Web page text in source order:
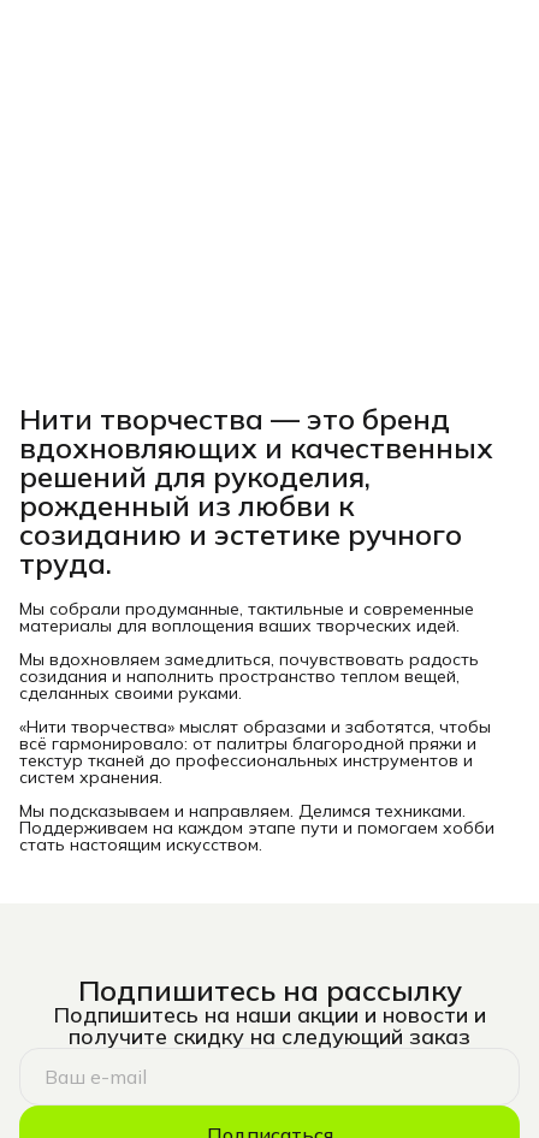
Нити творчества — это бренд
вдохновляющих и качественных
решений для рукоделия,
рожденный из любви к
созиданию и эстетике ручного
труда.
Мы собрали продуманные, тактильные и современные
материалы для воплощения ваших творческих идей.
Мы вдохновляем замедлиться, почувствовать радость
созидания и наполнить пространство теплом вещей,
сделанных своими руками.
«Нити творчества» мыслят образами и заботятся, чтобы
всё гармонировало: от палитры благородной пряжи и
текстур тканей до профессиональных инструментов и
систем хранения.
Мы подсказываем и направляем. Делимся техниками.
Поддерживаем на каждом этапе пути и помогаем хобби
стать настоящим искусством.
Подпишитесь на рассылку
Подпишитесь на наши акции и новости и
получите скидку на следующий заказ